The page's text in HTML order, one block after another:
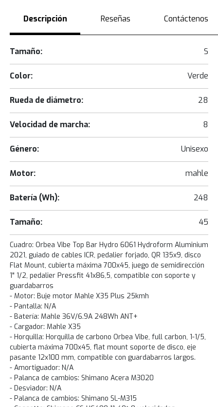
Descripción Reseñas Contáctenos
Tamaño: S
Color: Verde
Rueda de diámetro: 28
Velocidad de marcha: 8
Género: Unisexo
Motor: mahle
Batería (Wh): 248
Tamaño: 45
Cuadro: Orbea Vibe Top Bar Hydro 6061 Hydroform Aluminium
2021, guiado de cables ICR, pedalier forjado, QR 135x9, disco
Flat Mount, cubierta máxima 700x45, juego de semidirección
1" 1/2, pedalier Pressfit 41x86,5, compatible con soporte y
guardabarros
- Motor: Buje motor Mahle X35 Plus 25kmh
- Pantalla: N/A
- Batería: Mahle 36V/6.9A 248Wh ANT+
- Cargador: Mahle X35
- Horquilla: Horquilla de carbono Orbea Vibe, full carbon, 1-1/5,
cubierta máxima 700x45, flat mount soporte de disco, eje
pasante 12x100 mm, compatible con guardabarros largos.
- Amortiguador: N/A
- Palanca de cambios: Shimano Acera M3020
- Desviador: N/A
- Palanca de cambios: Shimano SL-M315